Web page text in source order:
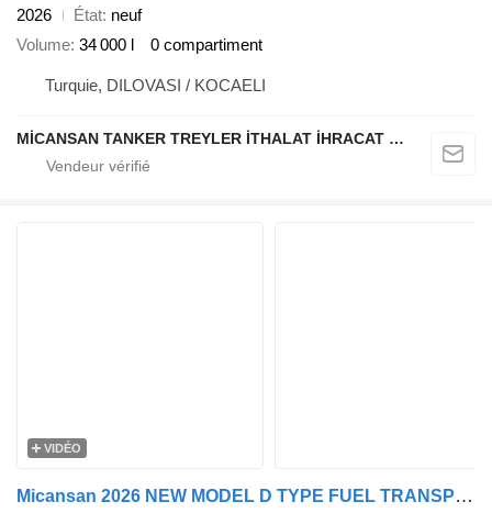
2026
État neuf
Volume 34 000 l 0 compartiment
Turquie, DILOVASI / KOCAELI
MİCANSAN TANKER TREYLER İTHALAT İHRACAT SAN.TİC.LTD.ŞTİ.
VIDÉO
Micansan 2026 NEW MODEL D TYPE FUEL TRANSPORT TANKER